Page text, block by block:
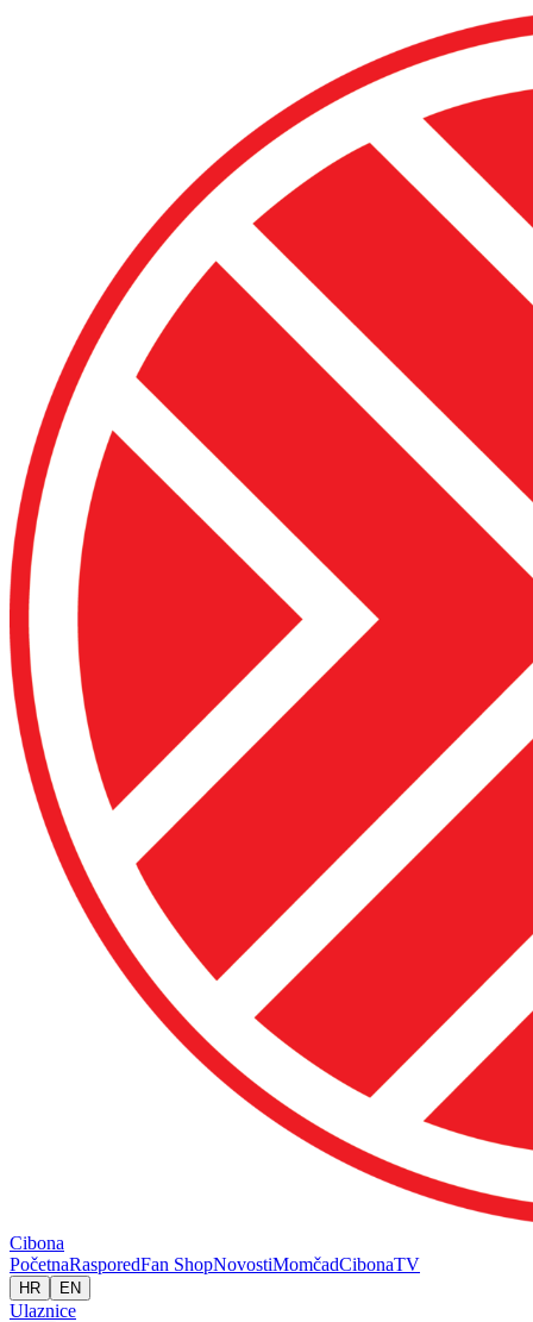
Cibona
PočetnaRasporedFan ShopNovostiMomčadCibonaTV
HR EN
Ulaznice